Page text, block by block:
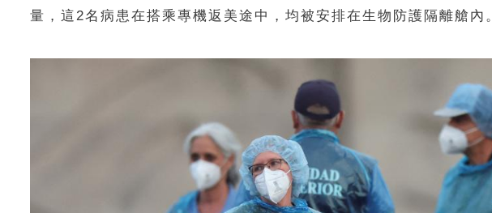
量，這2名病患在搭乘專機返美途中，均被安排在生物防護隔離艙內